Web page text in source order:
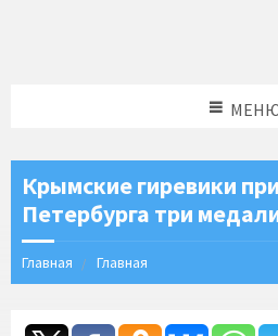
Крымские гиревики
Петербурга три
Главная Главная